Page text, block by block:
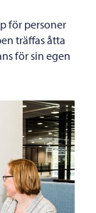
för personer
träffas åtta
för sin egen